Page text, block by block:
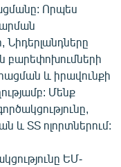
Որպես
Նիդերլանդները
բարեփոխումների
և իրավունքի
Մենք
և ՏՏ ոլորտներում:
ԵՄ-